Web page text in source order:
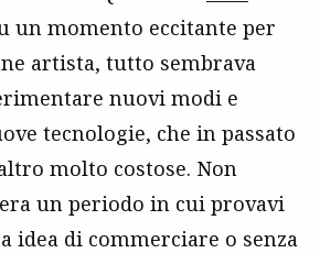
un momento eccitante per
artista, tutto sembrava
nuovi modi e
tecnologie, che in passato
molto costose. Non
un periodo in cui provavi
idea di commerciare o senza